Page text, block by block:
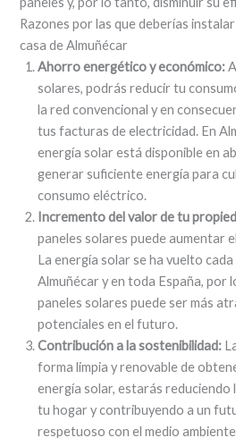
Razones por las que deberías
casa de Almuñécar
Ahorro energético y económico:
solares, podrás reducir tu
la red convencional y en
tus facturas de electricidad. En
energía solar está disponible en
generar suficiente energía para
consumo eléctrico.
Incremento del valor de tu
paneles solares puede aumentar
La energía solar se ha vuelto
Almuñécar y en toda España, por
paneles solares puede ser más
potenciales en el futuro.
Contribución a la sostenibilidad:
forma limpia y renovable de
energía solar, estarás reduciendo
tu hogar y contribuyendo a un
respetuoso con el medio